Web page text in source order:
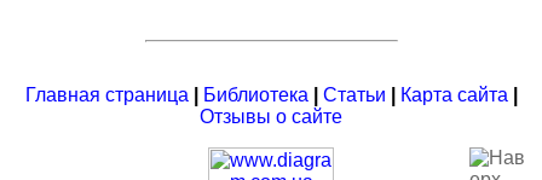
Главная страница Библиотека Статьи Карта сайта
Отзывы о сайте